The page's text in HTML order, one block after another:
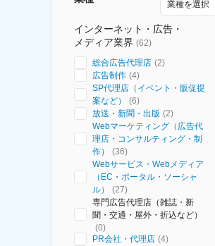
業種を選択
インターネット・広告・
メディア業界 (62)
総合広告代理店 (2)
広告制作 (4)
SP代理店（イベント・販促提
案など）
(6)
放送・新聞・出版 (2)
Webマーケティング（広告代
理店・コンサルティング・制
作）
(36)
Webサービス・Webメディア
（EC・ポータル・ソーシャ
ル）
(27)
専門広告代理店（雑誌・新
聞・交通・屋外・折込など）
(0)
PR会社・代理店 (4)